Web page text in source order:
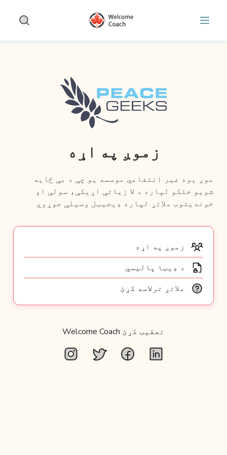
زموږ په اړه
موږ یوه غیر انتفاعي موسسه یو چې د بې ځایه
شویو خلکو لپاره د لا زیاتې اړیکې، سولې او
خوندیتوب ملاتړ لپاره ډیجیټل وسیلې جوړوي
زموږ په اړه
د ډیټا پالیسي
ملاتړ ترلاسه کړئ
تعقیب کړئ Welcome Coach